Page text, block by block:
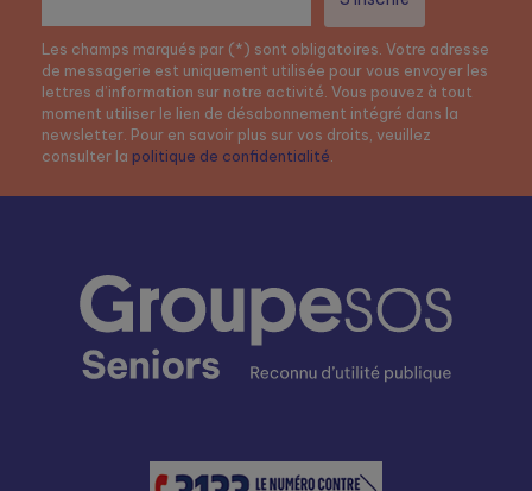
Les champs marqués par (*) sont obligatoires. Votre adresse
de messagerie est uniquement utilisée pour vous envoyer les
lettres d’information sur notre activité. Vous pouvez à tout
moment utiliser le lien de désabonnement intégré dans la
newsletter. Pour en savoir plus sur vos droits, veuillez
consulter la politique de confidentialité.